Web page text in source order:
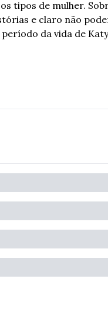
tipos de mulher.
e claro não
da vida de